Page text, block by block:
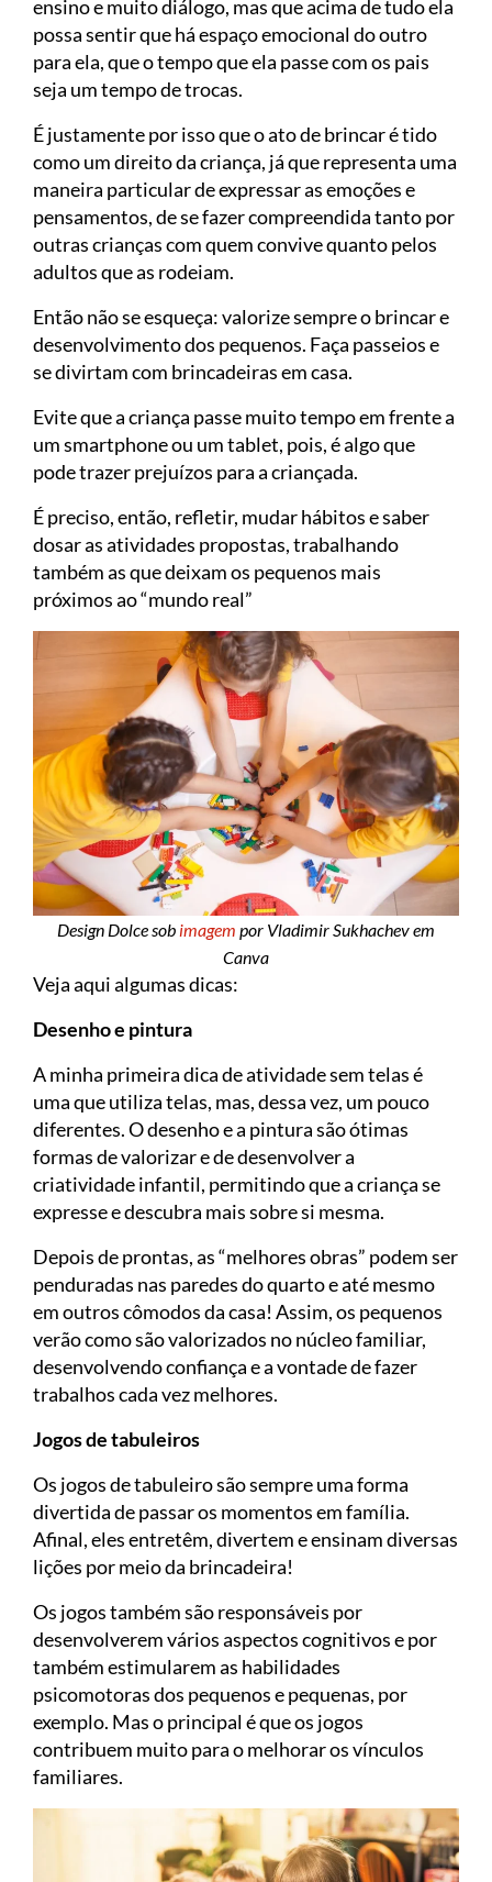
ensino e muito diálogo, mas que acima de tudo ela
possa sentir que há espaço emocional do outro
para ela, que o tempo que ela passe com os pais
seja um tempo de trocas.
É justamente por isso que o ato de brincar é tido
como um direito da criança, já que representa uma
maneira particular de expressar as emoções e
pensamentos, de se fazer compreendida tanto por
outras crianças com quem convive quanto pelos
adultos que as rodeiam.
Então não se esqueça: valorize sempre o brincar e
desenvolvimento dos pequenos. Faça passeios e
se divirtam com brincadeiras em casa.
Evite que a criança passe muito tempo em frente a
um smartphone ou um tablet, pois, é algo que
pode trazer prejuízos para a criançada.
É preciso, então, refletir, mudar hábitos e saber
dosar as atividades propostas, trabalhando
também as que deixam os pequenos mais
próximos ao “mundo real”
Design Dolce sob imagem por Vladimir Sukhachev em
Canva
Veja aqui algumas dicas:
Desenho e pintura
A minha primeira dica de atividade sem telas é
uma que utiliza telas, mas, dessa vez, um pouco
diferentes. O desenho e a pintura são ótimas
formas de valorizar e de desenvolver a
criatividade infantil, permitindo que a criança se
expresse e descubra mais sobre si mesma.
Depois de prontas, as “melhores obras” podem ser
penduradas nas paredes do quarto e até mesmo
em outros cômodos da casa! Assim, os pequenos
verão como são valorizados no núcleo familiar,
desenvolvendo confiança e a vontade de fazer
trabalhos cada vez melhores.
Jogos de tabuleiros
Os jogos de tabuleiro são sempre uma forma
divertida de passar os momentos em família.
Afinal, eles entretêm, divertem e ensinam diversas
lições por meio da brincadeira!
Os jogos também são responsáveis por
desenvolverem vários aspectos cognitivos e por
também estimularem as habilidades
psicomotoras dos pequenos e pequenas, por
exemplo. Mas o principal é que os jogos
contribuem muito para o melhorar os vínculos
familiares.